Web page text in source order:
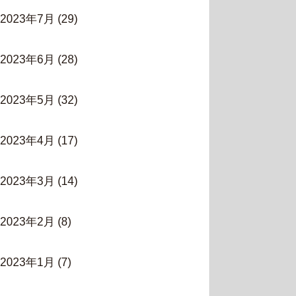
2023年7月 (29)
2023年6月 (28)
2023年5月 (32)
2023年4月 (17)
2023年3月 (14)
2023年2月 (8)
2023年1月 (7)